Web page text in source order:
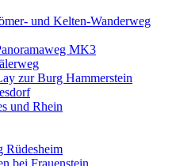
und Kelten-Wanderweg
MK3
zur Burg Hammerstein
und Rhein
Rüdesheim
bei Frauenstein